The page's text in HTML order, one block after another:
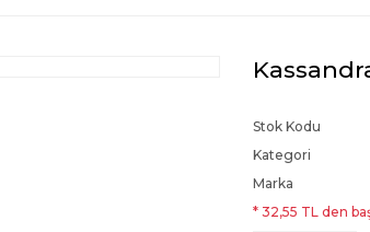
Stok Kodu
Kategori
Marka
* 32,55 TL den